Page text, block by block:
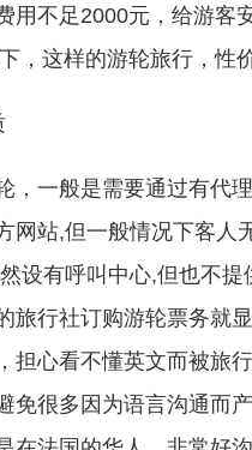
用不足2000元，给游客
，这样的游轮旅行，性
，一般是需要通过有代
网站,但一般情况下客人
设有呼叫中心,但也不
旅行社订购游轮票务就
担心看不懂英文而被旅
免很多因为语言沟通而